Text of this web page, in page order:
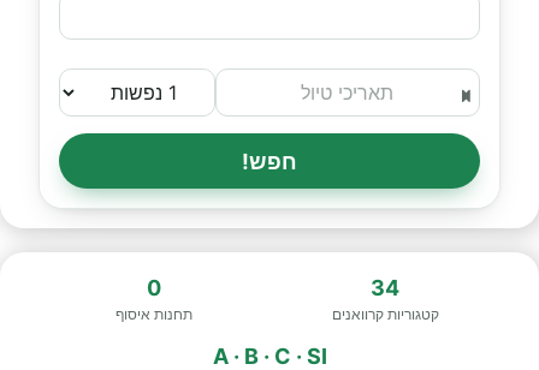
חפש!
34
קטגוריות קרוואנים
0
תחנות איסוף
A · B · C · SI